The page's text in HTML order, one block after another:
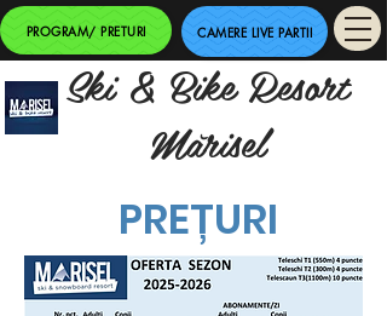
PROGRAM/ PRETURI CAMERE LIVE PARTII
Ski & Bike Resort
Mărisel
PREȚURI